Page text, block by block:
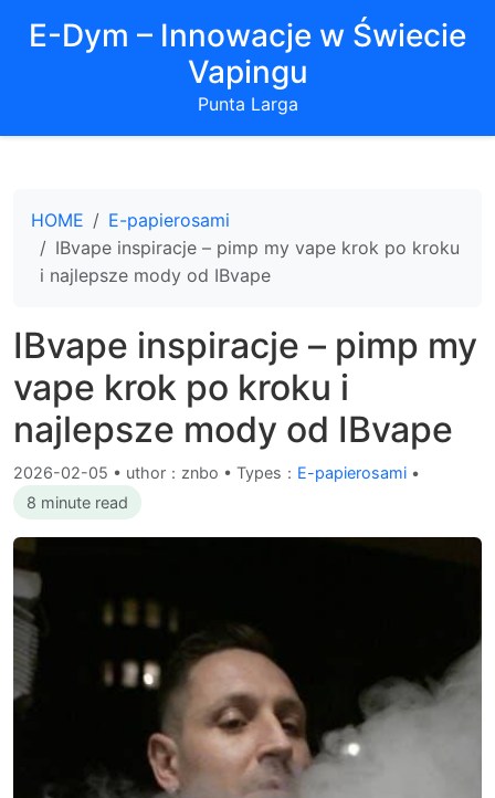
E-Dym – Innowacje w Świecie
Vapingu
Punta Larga
HOME
E-papierosami
IBvape inspiracje – pimp my vape krok po kroku
i najlepsze mody od IBvape
IBvape inspiracje – pimp my
vape krok po kroku i
najlepsze mody od IBvape
2026-02-05 • uthor：znbo • Types： E-papierosami •
8 minute read